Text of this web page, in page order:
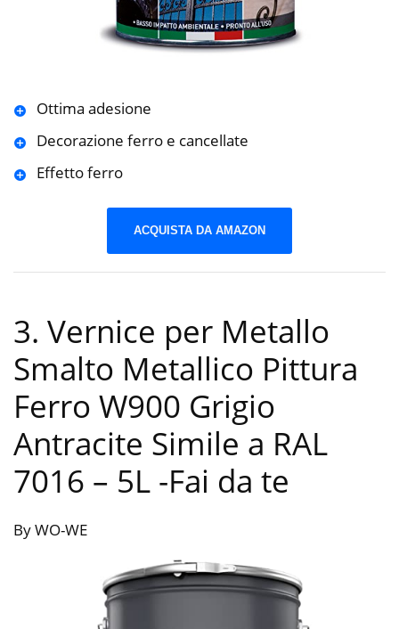
Ottima adesione
Decorazione ferro e cancellate
Effetto ferro
ACQUISTA DA AMAZON
3. Vernice per Metallo
Smalto Metallico Pittura
Ferro W900 Grigio
Antracite Simile a RAL
7016 – 5L -Fai da te
By WO-WE